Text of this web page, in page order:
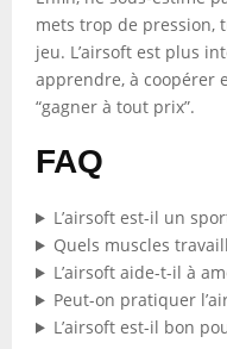
mets trop de pression,
jeu. L’airsoft est plus
apprendre, à coopérer
“gagner à tout prix”.
FAQ
L’airsoft est-il un
Quels muscles
L’airsoft aide-t-il à
Peut-on pratiquer
L’airsoft est-il bon